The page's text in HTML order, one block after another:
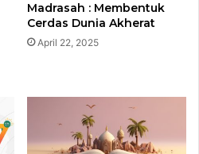
Madrasah : Membentuk
Cerdas Dunia Akherat
April 22, 2025